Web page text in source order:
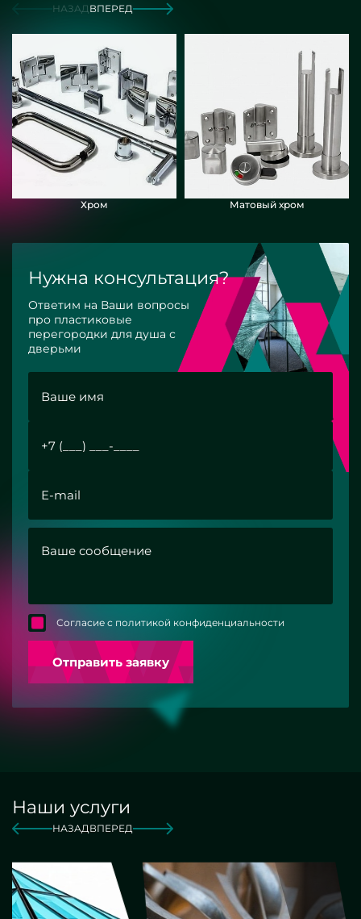
НАЗАДВПЕРЕД
Хром Матовый хром
Нужна консультация?
Ответим на Ваши вопросы
про пластиковые
перегородки для душа с
дверьми
Согласие с политикой конфиденциальности
Отправить заявку
Наши услуги
НАЗАДВПЕРЕД